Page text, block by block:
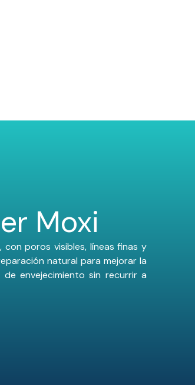
Moxi
poros visibles, líneas finas y
natural para mejorar la
envejecimiento sin recurrir a